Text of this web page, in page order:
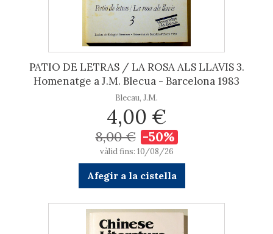
PATIO DE LETRAS / LA ROSA ALS LLAVIS 3.
Homenatge a J.M. Blecua - Barcelona 1983
Blecau, J.M.
4,00 €
8,00 € -50%
vàlid fins: 10/08/26
Afegir a la cistella